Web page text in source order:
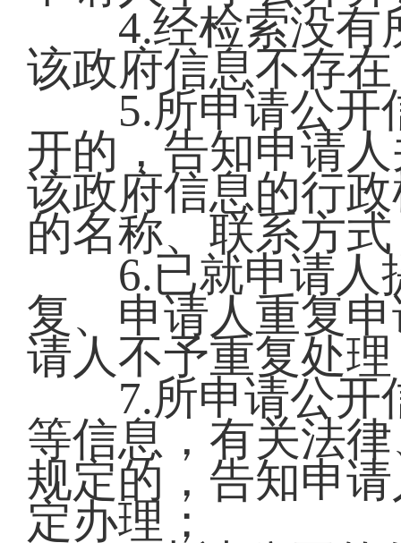
4.经检索没有
该政府信息不存
5.所申请公开
开的，告知申请
该政府信息的行
的名称、联系方
6.已就申请人
复、申请人重复
请人不予重复处
7.所申请公开
等信息，有关法
规定的，告知申
定办理；